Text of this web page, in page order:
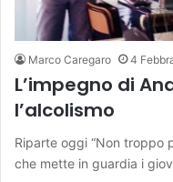
Marco Caregaro 4
L’impegno di
l’alcolismo
Riparte oggi “Non troppo
che mette in guardia i